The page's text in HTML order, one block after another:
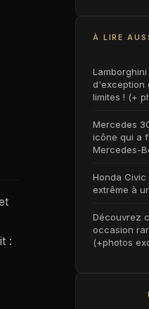
:
À LIRE
d'exception
limites ! (+
Mercedes
icône qui a
Mercedes-
Honda Civic
extrême à
Découvrez
occasion
(+photos